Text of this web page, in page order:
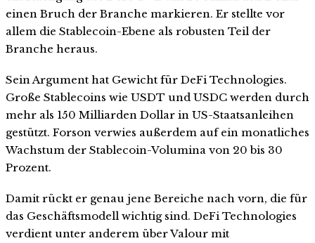
einen Bruch der Branche markieren. Er stellte vor
allem die Stablecoin-Ebene als robusten Teil der
Branche heraus.
Sein Argument hat Gewicht für DeFi Technologies.
Große Stablecoins wie USDT und USDC werden durch
mehr als 150 Milliarden Dollar in US-Staatsanleihen
gestützt. Forson verwies außerdem auf ein monatliches
Wachstum der Stablecoin-Volumina von 20 bis 30
Prozent.
Damit rückt er genau jene Bereiche nach vorn, die für
das Geschäftsmodell wichtig sind. DeFi Technologies
verdient unter anderem über Valour mit